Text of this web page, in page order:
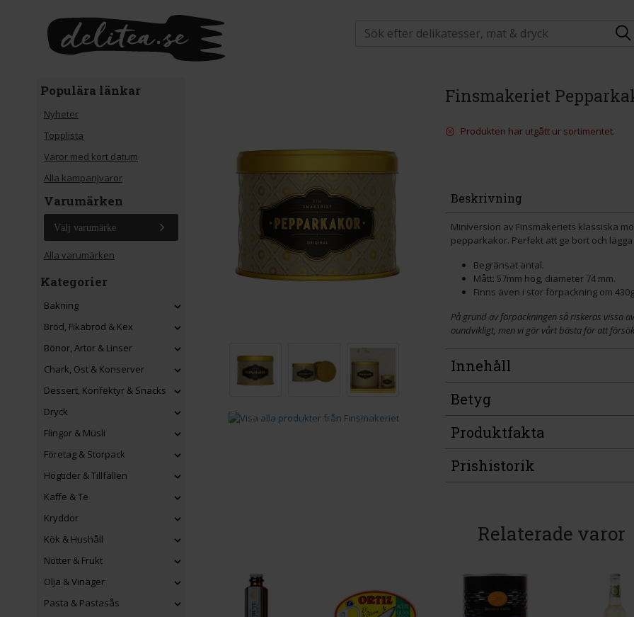
Populära länkar
Nyheter
Topplista
Varor med kort datum
Alla kampanjvaror
Varumärken
Välj varumärke
Alla varumärken
Kategorier
Bakning
Bröd, Fikabröd & Kex
Bönor, Ärtor & Linser
Chark, Ost & Konserver
Dessert, Konfektyr & Snacks
Dryck
Flingor & Müsli
Företag & Storpack
Högtider & Tillfällen
Kaffe & Te
Kryddor
Kök & Hushåll
Nötter & Frukt
Olja & Vinäger
Pasta & Pastasås
Finsmakeriet
Produkten har utgått ur sortimentet.
Beskrivning
Miniversion av Finsmakeriets klassiska
pepparkakor. Perfekt att ge bort och
Begränsat antal.
Mått: 57mm hög, diameter 74 mm.
Finns även i stor förpackning om
På grund av förpackningen så riskeras vissa
oundvikligt, men vi gör vårt bästa för att
Innehåll
Betyg
Produktfakta
Prishistorik
Relaterade varor